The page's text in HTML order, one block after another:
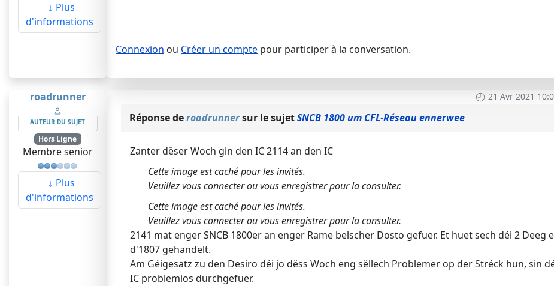
Plus
d'informations
Connexion ou Créer un comptepour participer à la conversation.
roadrunner
AUTEUR DU SUJET
Hors Ligne
Membre senior
Plus
d'informations
21 Avr 2021
Réponse deroadrunnersur le sujetSNCB 1800 um CFL-Réseau ennerwee
Zanter dëser Woch gin den IC 2114 an den IC
Cette image est caché pour les invités.
Veuillez vous connecter ou vous enregistrer pour la consulter.
Cette image est caché pour les invités.
Veuillez vous connecter ou vous enregistrer pour la consulter.
2141 mat enger SNCB 1800er an enger Rame belscher Dosto gefuer. Et huet sech déi 2 Deeg
d'1807 gehandelt.
Am Géigesatz zu den Desiro déi jo dëss Woch eng sëllech Problemer op der Stréck hun, sin
IC problemlos durchgefuer.